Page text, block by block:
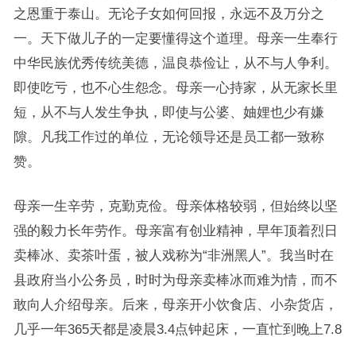
之恩重于泰山。无论子女如何回报，永远不及万分之
一。天下做儿子的一定要懂得这个道理。母亲一生奉行
中华民族优秀传统美德，温良恭俭让，从不与人争利。
即使吃亏，也不心生怨念。母亲一心持家，从无家长里
短，从不与人发生争执，即使与公婆、妯娌也少有嫌
隙。凡我工作过的单位，无论领导还是员工都一致称
赞。
母亲一生辛劳，克勤克俭。母亲体格较弱，但始终以坚
强的毅力长年劳作。母亲富有创业精神，早年顶着烈日
卖棒冰、卖茶叶蛋，被人戏称为“非洲黑人”。我当时在
县政府当小公务员，时时为母亲卖棒冰而难为情，而不
敢向人介绍母亲。后来，母亲开小饮食店、小杂货店，
几乎一年365天都是凌晨3.4点钟起床，一直忙到晚上7.8